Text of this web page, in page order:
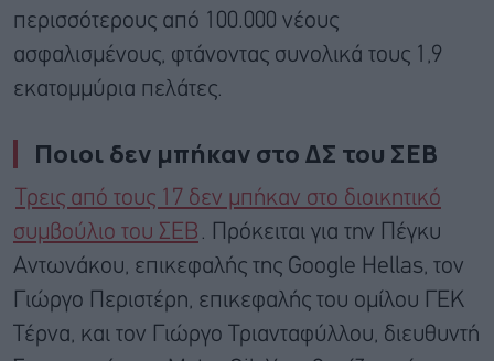
περισσότερους από 100.000 νέους
ασφαλισμένους, φτάνοντας συνολικά τους 1,9
εκατομμύρια πελάτες.
Ποιοι δεν μπήκαν στο ΔΣ του ΣΕΒ
Τρεις από τους 17 δεν μπήκαν στο διοικητικό
συμβούλιο του ΣΕΒ . Πρόκειται για την Πέγκυ
Αντωνάκου, επικεφαλής της Google Hellas, τον
Γιώργο Περιστέρη, επικεφαλής του ομίλου ΓΕΚ
Τέρνα, και τον Γιώργο Τριανταφύλλου, διευθυντή